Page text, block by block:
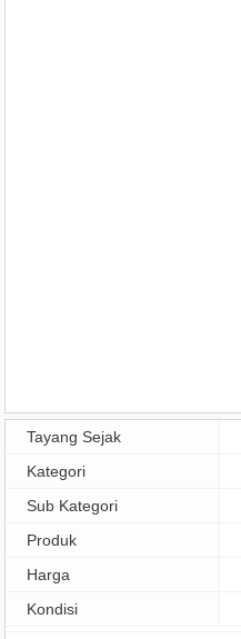
Tayang Sejak
Kategori
Sub Kategori
Produk
Harga
Kondisi